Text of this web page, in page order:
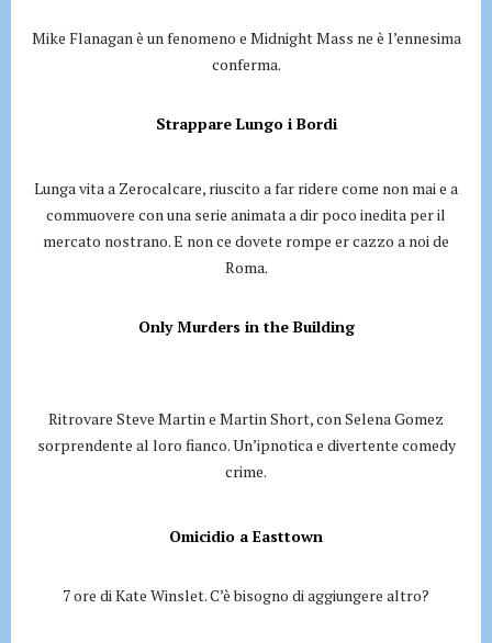
Mike Flanagan è un fenomeno e Midnight Mass ne è l’ennesima
conferma.
Strappare Lungo i Bordi
Lunga vita a Zerocalcare, riuscito a far ridere come non mai e a
commuovere con una serie animata a dir poco inedita per il
mercato nostrano. E non ce dovete rompe er cazzo a noi de
Roma.
Only Murders in the Building
Ritrovare Steve Martin e Martin Short, con Selena Gomez
sorprendente al loro fianco. Un’ipnotica e divertente comedy
crime.
Omicidio a Easttown
7 ore di Kate Winslet. C’è bisogno di aggiungere altro?